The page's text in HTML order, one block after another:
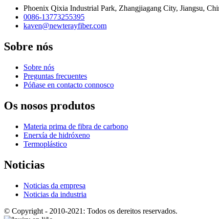
Phoenix Qixia Industrial Park, Zhangjiagang City, Jiangsu,
0086-13773255395
kaven@newterayfiber.com
Sobre nós
Sobre nós
Preguntas frecuentes
Póñase en contacto connosco
Os nosos produtos
Materia prima de fibra de carbono
Enerxía de hidróxeno
Termoplástico
Noticias
Noticias da empresa
Noticias da industria
© Copyright - 2010-2021: Todos os dereitos reservados.